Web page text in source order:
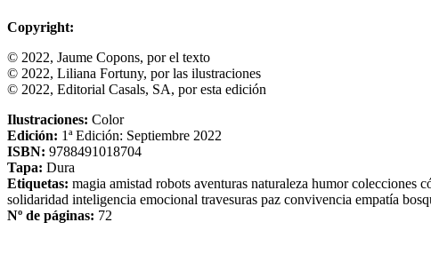
Copyright:
© 2022, Jaume Copons, por el texto
© 2022, Liliana Fortuny, por las ilustraciones
© 2022, Editorial Casals, SA, por esta edición
Ilustraciones: Color
Edición: 1ª Edición: Septiembre 2022
ISBN: 9788491018704
Tapa: Dura
Etiquetas: magia amistad robots aventuras naturaleza humorcolecciones
solidaridad inteligencia emocional travesuras paz convivencia empatía
Nº de páginas: 72